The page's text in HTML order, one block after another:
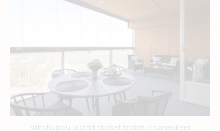
Niittyhuippu ja jättikokoiset lasitetut parvekkeet